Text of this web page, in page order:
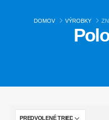
DOMOV VÝROBKY